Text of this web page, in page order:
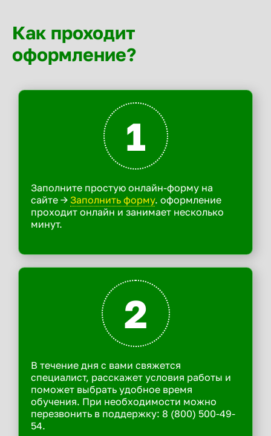
Как проходит
оформление?
1
Заполните простую онлайн-форму на
сайте -> Заполнить форму. оформление
проходит онлайн и занимает несколько
минут.
2
В течение дня с вами свяжется
специалист, расскажет условия работы и
поможет выбрать удобное время
обучения. При необходимости можно
перезвонить в поддержку: 8 (800) 500-49-
54.